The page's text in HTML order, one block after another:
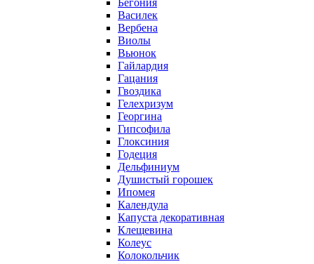
Бегония
Василек
Вербена
Виолы
Вьюнок
Гайлардия
Гацания
Гвоздика
Гелехризум
Георгина
Гипсофила
Глоксиния
Годеция
Дельфиниум
Душистый горошек
Ипомея
Календула
Капуста декоративная
Клещевина
Колеус
Колокольчик